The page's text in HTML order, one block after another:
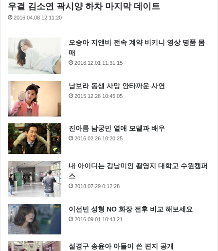
우결 김소연 곽시양 하차 마지막 데이트
2016.04.08 12:11:20
오승아 지앤비 전속 계약 비키니 영상 명품 몸
매
2016.12.01 11:31:15
남보라 동생 사망 안타까운 사연
2015.12.28 10:45:05
진아름 남궁민 열애 모델과 배우
2016.02.26 10:20:25
내 아이디는 강남미인 촬영지 대학교 수원캠퍼
스
2018.07.29 0:12:28
이선빈 성형 NO 화장 전후 비교 해보세요
2016.09.01 10:43:21
설경구 송윤아 아들이 쓴 편지 공개